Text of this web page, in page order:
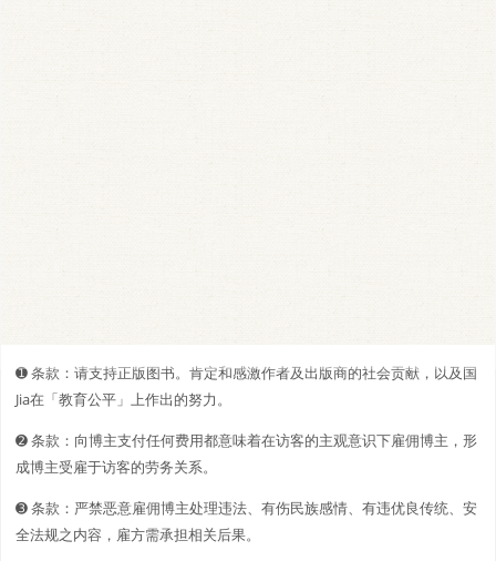
➊️ 条款：请支持正版图书。肯定和感激作者及出版商的社会贡献，以及国
Jia在「教育公平」上作出的努力。
➋️️ 条款：向博主支付任何费用都意味着在访客的主观意识下雇佣博主，形
成博主受雇于访客的劳务关系。
➌ 条款：严禁恶意雇佣博主处理违法、有伤民族感情、有违优良传统、安
全法规之内容，雇方需承担相关后果。